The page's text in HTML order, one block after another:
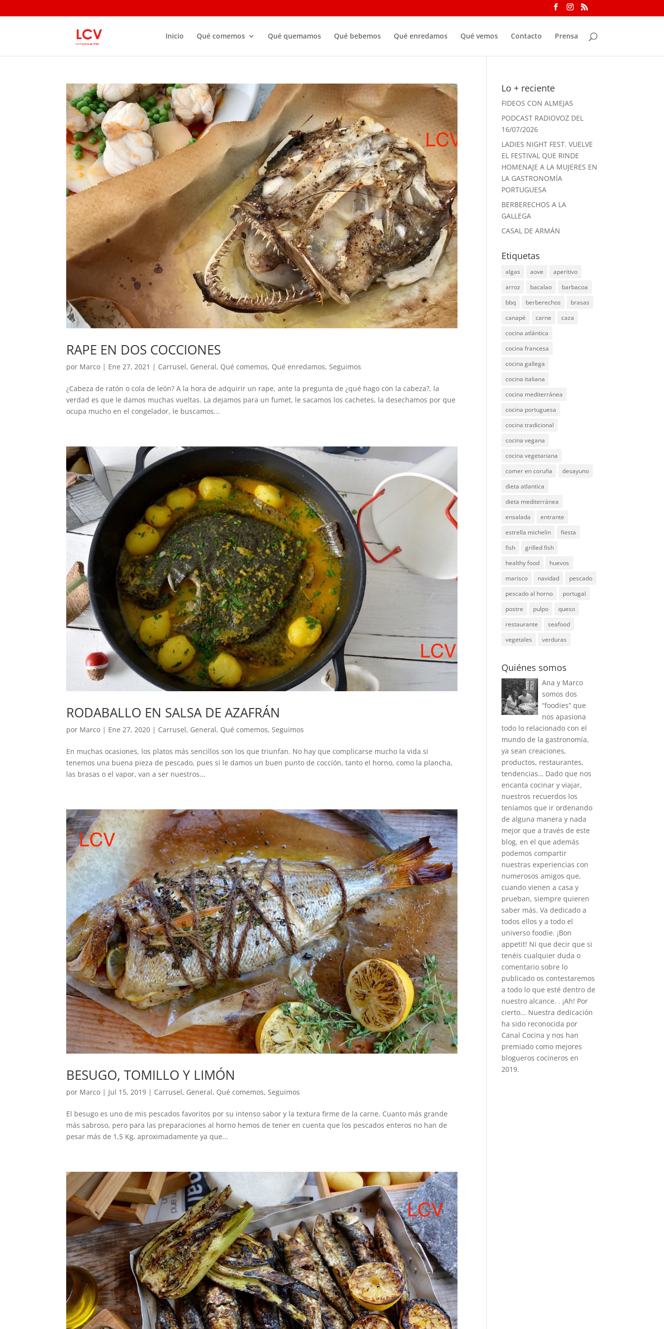
Inicio Qué comemos Qué quemamos Qué bebemos Qué enredamos Qué vemos Contacto Prensa
RAPE EN DOS COCCIONES
por Marco | Ene 27, 2021 | Carrusel, General, Qué comemos, Qué enredamos, Seguimos
¿Cabeza de ratón o cola de león? A la hora de adquirir un rape, ante la pregunta de ¿qué hago con la cabeza?, la
verdad es que le damos muchas vueltas. La dejamos para un fumet, le sacamos los cachetes, la desechamos por que
ocupa mucho en el congelador, le buscamos...
RODABALLO EN SALSA DE AZAFRÁN
por Marco | Ene 27, 2020 | Carrusel, General, Qué comemos, Seguimos
En muchas ocasiones, los platos más sencillos son los que triunfan. No hay que complicarse mucho la vida si
tenemos una buena pieza de pescado, pues si le damos un buen punto de cocción, tanto el horno, como la plancha,
las brasas o el vapor, van a ser nuestros...
BESUGO, TOMILLO Y LIMÓN
por Marco | Jul 15, 2019 | Carrusel, General, Qué comemos,Seguimos
El besugo es uno de mis pescados favoritos por su intenso sabor y la textura firme de la carne. Cuanto más grande
más sabroso, pero para las preparaciones al horno hemos de tener en cuenta que los pescados enteros no han de
pesar más de 1,5 Kg, aproximadamente ya que...
Lo + reciente
FIDEOS CON ALMEJAS
PODCAST RADIOVOZ DEL
16/07/2026
LADIES NIGHT FEST. VUELVE
EL FESTIVAL QUE RINDE
HOMENAJE A LA MUJERES EN
LA GASTRONOMÍA
PORTUGUESA
BERBERECHOS A LA
GALLEGA
CASAL DE ARMÁN
Etiquetas
algas aove
aperitivo
arroz
bacalao
barbacoa
bbq
berberechos
brasas
canapé
carne
caza
cocina atlántica
cocina francesa
cocina gallega
cocina italiana
cocina mediterránea
cocina portuguesa
cocina tradicional
cocina vegana
cocina vegetariana
comer en coruña
desayuno
dieta atlantica
dieta mediterránea
ensalada
entrante
estrella michelin
fiesta
fish
grilled fish
healthy food
huevos
marisco
navidad
pescado
pescado al horno
portugal
postre
pulpo
queso
restaurante
seafood
vegetales
verduras
Quiénes somos
Ana y Marco
somos dos
“foodies” que
nos apasiona
todo lo relacionado con el
mundo de la gastronomía,
ya sean creaciones,
productos, restaurantes,
tendencias… Dado que nos
encanta cocinar y viajar,
nuestros recuerdos los
teníamos que ir ordenando
de alguna manera y nada
mejor que a través de este
blog, en el que además
podemos compartir
nuestras experiencias con
numerosos amigos que,
cuando vienen a casa y
prueban, siempre quieren
saber más. Va dedicado a
todos ellos y a todo el
universo foodie. ¡Bon
appetit! Ni que decir que si
tenéis cualquier duda o
comentario sobre lo
publicado os contestaremos
a todo lo que esté dentro de
nuestro alcance. . ¡Ah! Por
cierto... Nuestra dedicación
ha sido reconocida por
Canal Cocina y nos han
premiado como mejores
blogueros cocineros en
2019.